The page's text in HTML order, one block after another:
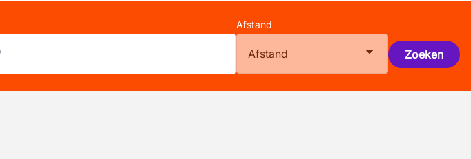
Afstand
Afstand Zoeken